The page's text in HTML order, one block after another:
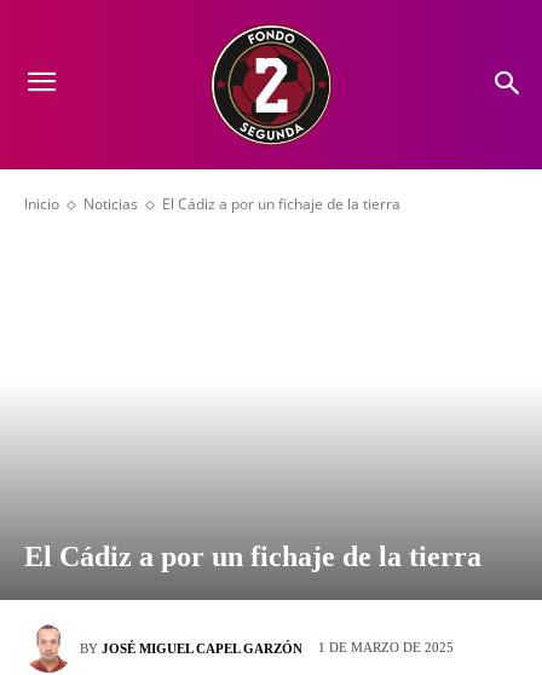
Inicio Noticias El Cádiz a por un fichaje de la tierra
El Cádiz a por un fichaje de la tierra
BY JOSÉ MIGUEL CAPEL GARZÓN 1 DE MARZO DE 2025